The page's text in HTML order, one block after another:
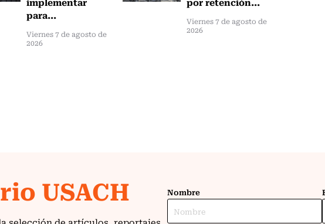
para...
Viernes 7 de agosto de
2026
Viernes 7 de agosto de
2026